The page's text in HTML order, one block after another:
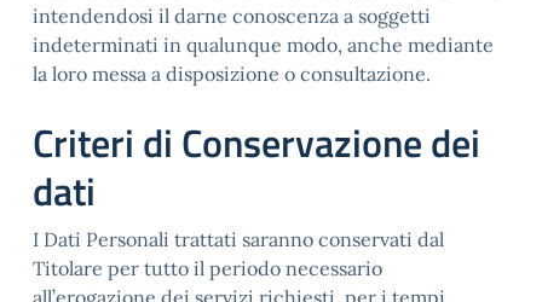
intendendosi il darne conoscenza a soggetti
indeterminati in qualunque modo, anche mediante
la loro messa a disposizione o consultazione.
Criteri di Conservazione dei
dati
I Dati Personali trattati saranno conservati dal
Titolare per tutto il periodo necessario
all’erogazione dei servizi richiesti, per i tempi